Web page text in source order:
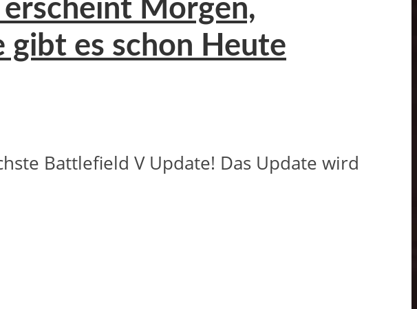
Morgen,
gibt es schon Heute
Battlefield V Update! Das Update wird